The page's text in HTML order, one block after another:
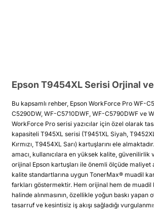
Bu kapsamlı rehber, Epson WorkForce Pro WF-
C5290DW, WF-C5710DWF, WF-C5790DWF ve
WorkForce Pro serisi yazıcılar için özel olarak
kapasiteli T945XL serisi (T9451XL Siyah,
Kırmızı, T9454XL Sarı) kartuşlarını ele
amacı, kullanıcılara en yüksek kalite, güvenilirlik
orijinal Epson kartuşları ile önemli ölçüde maliyet
kalite standartlarına uygun TonerMax® muadil
farkları göstermektir. Hem orijinal hem de muadil
halinde alınmasının, özellikle yoğun baskı
tasarruf ve kesintisiz iş akışı sağladığı